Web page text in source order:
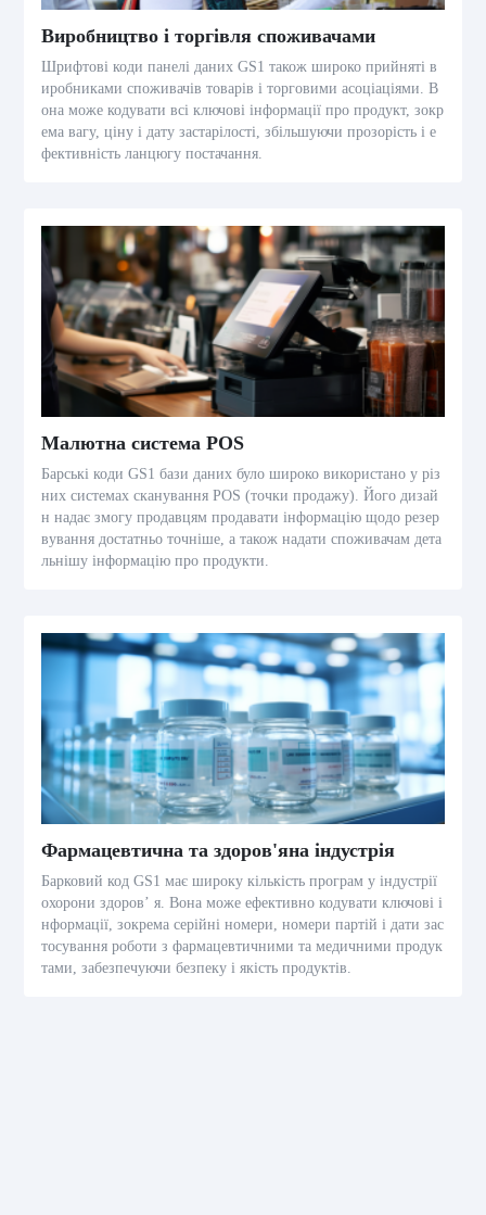
Виробництво і торгівля споживачами
Шрифтові коди панелі даних GS1 також широко прийняті в
иробниками споживачів товарів і торговими асоціаціями. В
она може кодувати всі ключові інформації про продукт, зокр
ема вагу, ціну і дату застарілості, збільшуючи прозорість і е
фективність ланцюгу постачання.
Малютна система POS
Барські коди GS1 бази даних було широко використано у різ
них системах сканування POS (точки продажу). Його дизай
н надає змогу продавцям продавати інформацію щодо резер
вування достатньо точніше, а також надати споживачам дета
льнішу інформацію про продукти.
Фармацевтична та здоров'яна індустрія
Барковий код GS1 має широку кількість програм у індустрії
охорони здоров’ я. Вона може ефективно кодувати ключові і
нформації, зокрема серійні номери, номери партій і дати зас
тосування роботи з фармацевтичними та медичними продук
тами, забезпечуючи безпеку і якість продуктів.